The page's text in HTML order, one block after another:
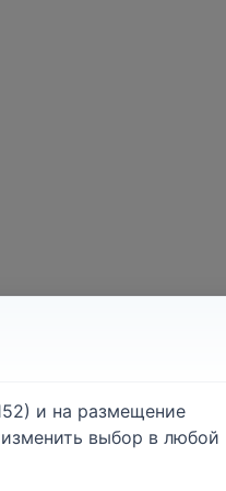
© 2026
и на размещение
выбор в любой